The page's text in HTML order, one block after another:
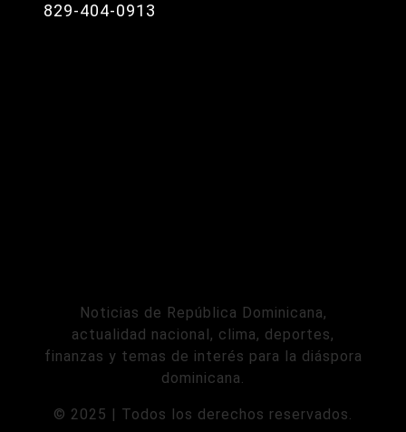
829-404-0913
Noticias de República Dominicana,
actualidad nacional, clima, deportes,
finanzas y temas de interés para la diáspora
dominicana.
© 2025 | Todos los derechos reservados.